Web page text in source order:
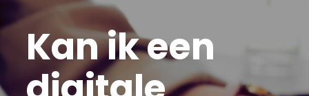
Kan ik een